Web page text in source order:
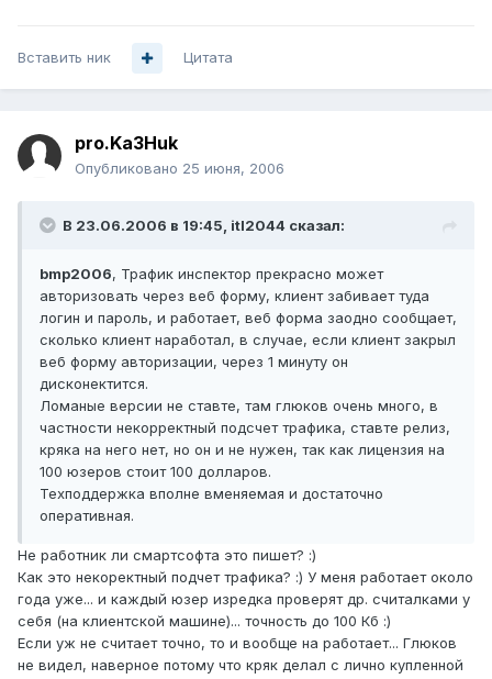
Вставить ник Цитата
pro.Ka3Huk
Опубликовано 25 июня, 2006
В 23.06.2006 в 19:45, itl2044 сказал:
bmp2006, Трафик инспектор прекрасно может
авторизовать через веб форму, клиент забивает туда
логин и пароль, и работает, веб форма заодно сообщает,
сколько клиент наработал, в случае, если клиент закрыл
веб форму авторизации, через 1 минуту он
дисконектится.
Ломаные версии не ставте, там глюков очень много, в
частности некорректный подсчет трафика, ставте релиз,
кряка на него нет, но он и не нужен, так как лицензия на
100 юзеров стоит 100 долларов.
Техподдержка вполне вменяемая и достаточно
оперативная.
Не работник ли смартсофта это пишет? :)
Как это некоректный подчет трафика? :) У меня работает около
года уже... и каждый юзер изредка проверят др. считалками у
себя (на клиентской машине)... точность до 100 Кб :)
Если уж не считает точно, то и вообще на работает... Глюков
не видел, наверное потому что кряк делал с лично купленной